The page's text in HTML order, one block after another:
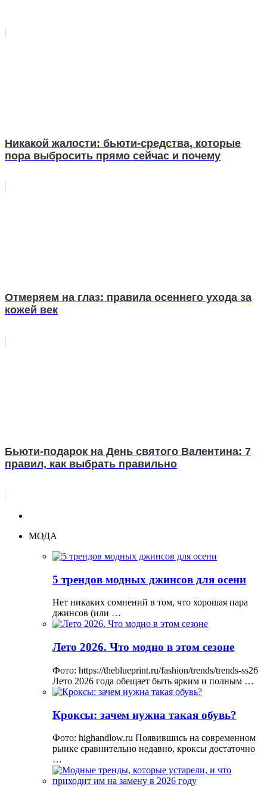
Никакой жалости: бьюти-средства, которые
пора выбросить прямо сейчас и почему
Отмеряем на глаз: правила осеннего ухода за
кожей век
Бьюти-подарок на День святого Валентина: 7
правил, как выбрать правильно
МОДА
5 трендов модных джинсов для осени
Нет никаких сомнений в том, что хорошая пара
джинсов (или …
Лето 2026. Что модно в этом сезоне
Фото: https://theblueprint.ru/fashion/trends/trends-ss26
Лето 2026 года обещает быть ярким и полным …
Кроксы: зачем нужна такая обувь?
Фото: highandlow.ru Появившись на современном
рынке сравнительно недавно, кроксы достаточно
…